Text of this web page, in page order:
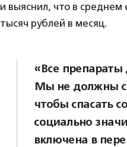
и выяснил, что в
тысяч рублей в месяц.
«Все
Мы не должны
чтобы спасать
социально
включена в